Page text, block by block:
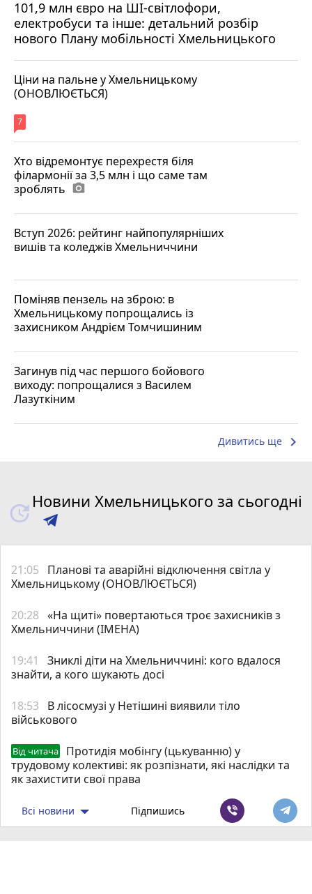
101,9 млн євро на ШІ-світлофори,
електробуси та інше: детальний розбір
нового Плану мобільності Хмельницького
Ціни на пальне у Хмельницькому
(ОНОВЛЮЄТЬСЯ)
7
Хто відремонтує перехрестя біля
філармонії за 3,5 млн і що саме там
зроблять photo_camera
Вступ 2026: рейтинг найпопулярніших
вишів та коледжів Хмельниччини
Поміняв пензель на зброю: в
Хмельницькому попрощались із
захисником Андрієм Томчишиним
Загинув під час першого бойового
виходу: попрощалися з Василем
Лазуткіним
Дивитись ще keyboard_arrow_right
Новини Хмельницького за сьогодні
21:05
Планові та аварійні відключення світла у
Хмельницькому (ОНОВЛЮЄТЬСЯ)
20:28 «На щиті» повертаються троє захисників з
Хмельниччини (ІМЕНА)
19:41
Зниклі діти на Хмельниччині: кого вдалося
знайти, а кого шукають досі
18:53
В лісосмузі у Нетішині виявили тіло
військового
Від читача
Протидія мобінгу (цькуванню) у
трудовому колективі: як розпізнати, які наслідки та
як захистити свої права
Всі новини Підпишись